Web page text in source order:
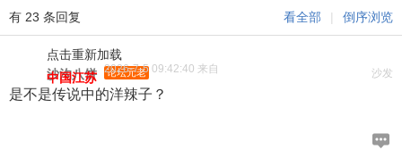
看全部 | 倒序浏览
有 23 条回复
点击重新加载
沙发
沙沟八饼 论坛元老
2026-7-5 09:42:40 来自
中国江苏
是不是传说中的洋辣子？